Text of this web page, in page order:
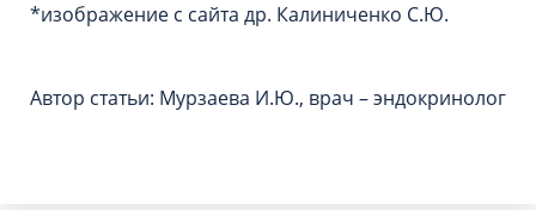
*изображение с сайта др. Калиниченко С.Ю.
Автор статьи: Мурзаева И.Ю., врач – эндокринолог